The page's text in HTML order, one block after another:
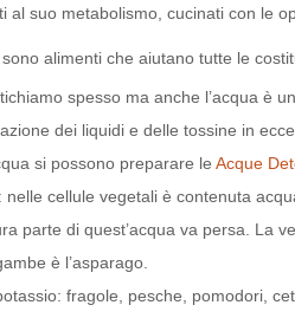
al suo metabolismo, cucinati con le
alimenti che aiutano tutte le
spesso ma anche l’acqua è
dei liquidi e delle tossine in
si possono preparare leAcque
nelle cellule vegetali è contenuta
parte di quest’acqua va persa. La
è l’asparago.
fragole, pesche, pomodori,